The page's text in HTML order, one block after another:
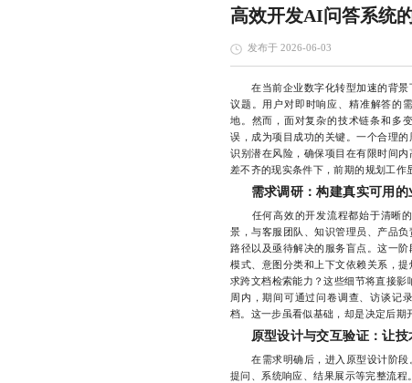
高效开发AI问答系统
发布于 2026-06-03
在当前企业数字化转型加速的背景
议题。用户对即时响应、精准解答的
地。然而，面对复杂的技术链条和多
误，成为项目成功的关键。一个合理
识别潜在风险，确保项目在有限时间
差不齐的现实条件下，前期的规划工作
需求调研：构建真实可用的
任何高效的开发流程都始于清晰的
景，与客服团队、知识管理员、产品
路径以及亟待解决的服务盲点。这一
模式、意图分类和上下文依赖关系，
求跨文档检索能力？这些细节将直接
周内，期间可通过问卷调查、访谈记
档。这一步虽看似基础，却是决定后期
原型设计与交互验证：让技
在需求明确后，进入原型设计阶段
提问、系统响应、结果展示等完整流